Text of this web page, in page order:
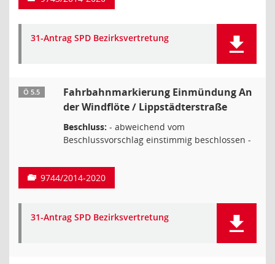
31-Antrag SPD Bezirksvertretung
Ö 5.5
Fahrbahnmarkierung Einmündung An
der Windflöte / Lippstädterstraße
Beschluss: - abweichend vom
Beschlussvorschlag einstimmig beschlossen -
9744/2014-2020
31-Antrag SPD Bezirksvertretung